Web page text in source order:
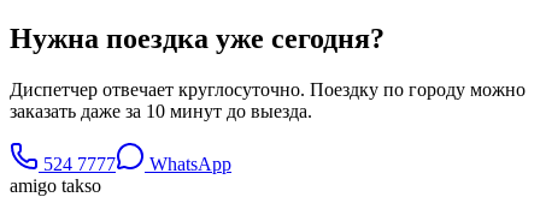
Нужна поездка уже сегодня?
Диспетчер отвечает круглосуточно. Поездку по городу можно
заказать даже за 10 минут до выезда.
524 7777
WhatsApp
amigo takso